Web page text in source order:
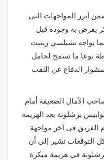
ضمن أبرز المواجهات التي
يفرض به وجوده قبل
يواجه تشيلسي زينيت
نوعا ما تسمح لحامل
الدفاع عن اللقب
الآمال الضعيفة أمام
برشلونة بعد الهزيمة
الفريق في آخر مواجهة
التوقعات تشير إلى أن
في هزيمة مبكرة